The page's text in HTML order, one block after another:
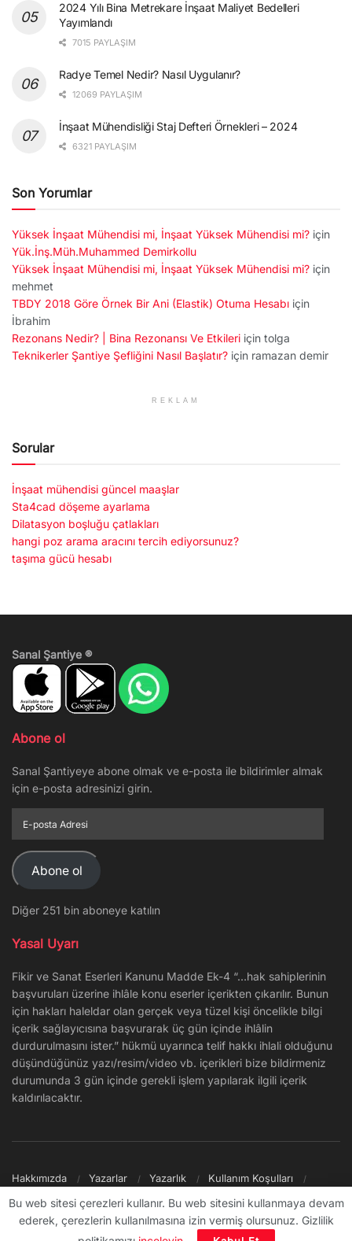
2024 Yılı Bina Metrekare İnşaat Maliyet Bedelleri
Yayımlandı
7015 PAYLAŞIM
Radye Temel Nedir? Nasıl Uygulanır?
12069 PAYLAŞIM
İnşaat Mühendisliği Staj Defteri Örnekleri – 2024
6321 PAYLAŞIM
Son Yorumlar
Yüksek İnşaat Mühendisi mi, İnşaat Yüksek Mühendisi mi? için
Yük.İnş.Müh.Muhammed Demirkollu
Yüksek İnşaat Mühendisi mi, İnşaat Yüksek Mühendisi mi? için
mehmet
TBDY 2018 Göre Örnek Bir Ani (Elastik) Otuma Hesabı için
İbrahim
Rezonans Nedir? | Bina Rezonansı Ve Etkileri için tolga
Teknikerler Şantiye Şefliğini Nasıl Başlatır? için ramazan demir
REKLAM
Sorular
İnşaat mühendisi güncel maaşlar
Sta4cad döşeme ayarlama
Dilatasyon boşluğu çatlakları
hangi poz arama aracını tercih ediyorsunuz?
taşıma gücü hesabı
Sanal Şantiye ®
Abone ol
Sanal Şantiyeye abone olmak ve e-posta ile bildirimler almak
için e-posta adresinizi girin.
posta
Adresi
Abone ol
Diğer 251 bin aboneye katılın
Yasal Uyarı
Fikir ve Sanat Eserleri Kanunu Madde Ek-4 “…hak sahiplerinin
başvuruları üzerine ihlâle konu eserler içerikten çıkarılır. Bunun
için hakları haleldar olan gerçek veya tüzel kişi öncelikle bilgi
içerik sağlayıcısına başvurarak üç gün içinde ihlâlin
durdurulmasını ister.” hükmü uyarınca telif hakkı ihlali olduğunu
düşündüğünüz yazı/resim/video vb. içerikleri bize bildirmeniz
durumunda 3 gün içinde gerekli işlem yapılarak ilgili içerik
kaldırılacaktır.
Hakkımızda Yazarlar Yazarlık
Kullanım Koşulları
© 2009 - ∞ Sanal Şantiye
Bu web sitesi çerezleri kullanır. Bu web sitesini kullanmaya devam
ederek, çerezlerin kullanılmasına izin vermiş olursunuz. Gizlilik